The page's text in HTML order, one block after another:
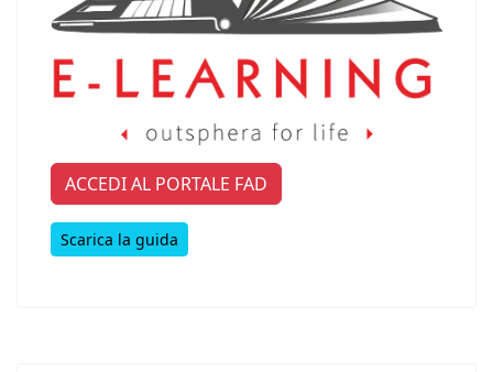
ACCEDI AL PORTALE FAD
Scarica la guida